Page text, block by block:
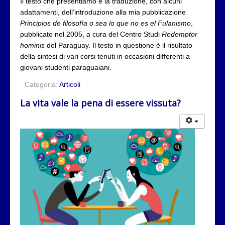
adattamenti, dell’introduzione alla mia pubblicazione
Principios de filosofía o sea lo que no es el Fulanismo
pubblicato nel 2005, a cura del Centro Studi Redemptor
hominis del Paraguay. Il testo in questione è il risultato
della sintesi di vari corsi tenuti in occasioni differenti a
giovani studenti paraguaiani.
Categoria: Articoli
La vita vale la pena di essere vissuta?